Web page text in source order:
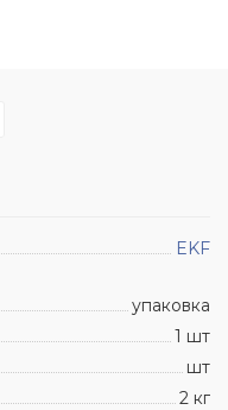
EKF
упаковка
1 шт
шт
2 кг